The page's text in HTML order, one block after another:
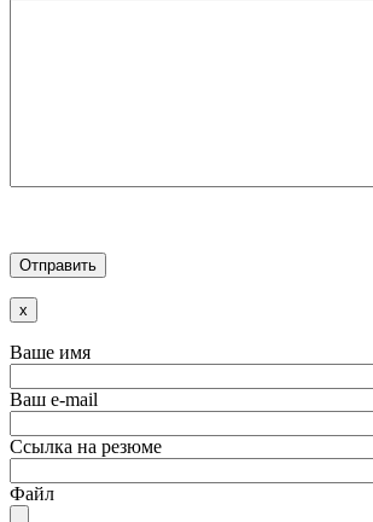
x
Ваше имя
Ваш e-mail
Ссылка на резюме
Файл